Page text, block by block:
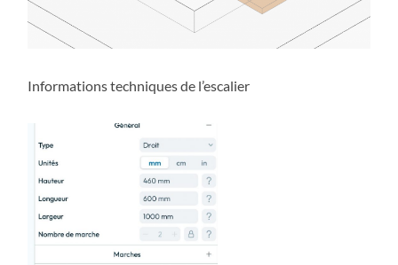
Informations techniques de l’escalier